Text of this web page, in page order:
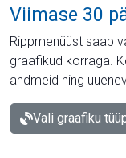
Viimase 30
Rippmenüüst saab
graafikud korraga.
andmeid ning
Vali graafiku